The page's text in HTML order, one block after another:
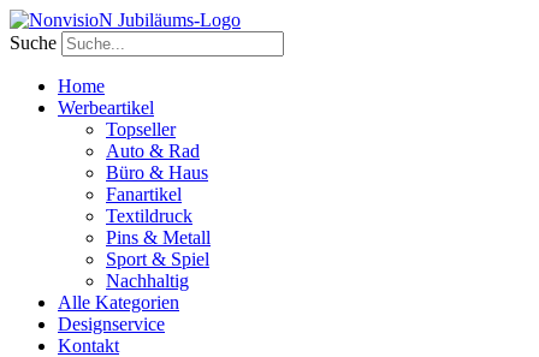
Zum
Inhalt
wechseln
Suche
Home
Werbeartikel
Topseller
Auto & Rad
Büro & Haus
Fanartikel
Textildruck
Pins & Metall
Sport & Spiel
Nachhaltig
Alle Kategorien
Designservice
Kontakt